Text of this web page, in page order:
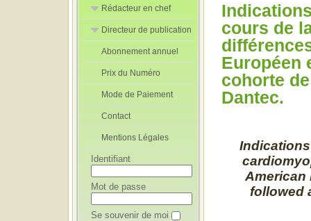
Rédacteur en chef
Rédacteurs en
Chef Adjoint
Directeur de publication
Directeur de
publication
adjoint
Abonnement annuel
Prix du Numéro
Mode de Paiement
Contact
Mentions Légales
Identifiant
Mot de passe
Se souvenir de moi
cours de
Européen
cohorte
Dantec.
American
followed